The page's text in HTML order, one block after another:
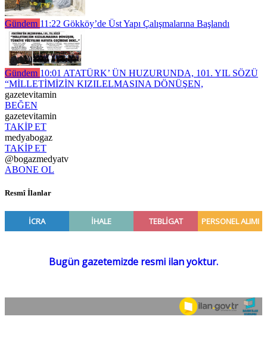
Gündem 11:22 Gökköy’de Üst Yapı Çalışmalarına Başlandı
Gündem 10:01 ATATÜRK’ ÜN HUZURUNDA, 101. YIL SÖZÜ
“MİLLETİMİZİN KIZILELMASINA DÖNÜŞEN,
gazetevitamin
BEĞEN
gazetevitamin
TAKİP ET
medyabogaz
TAKİP ET
@bogazmedyatv
ABONE OL
Resmî İlanlar